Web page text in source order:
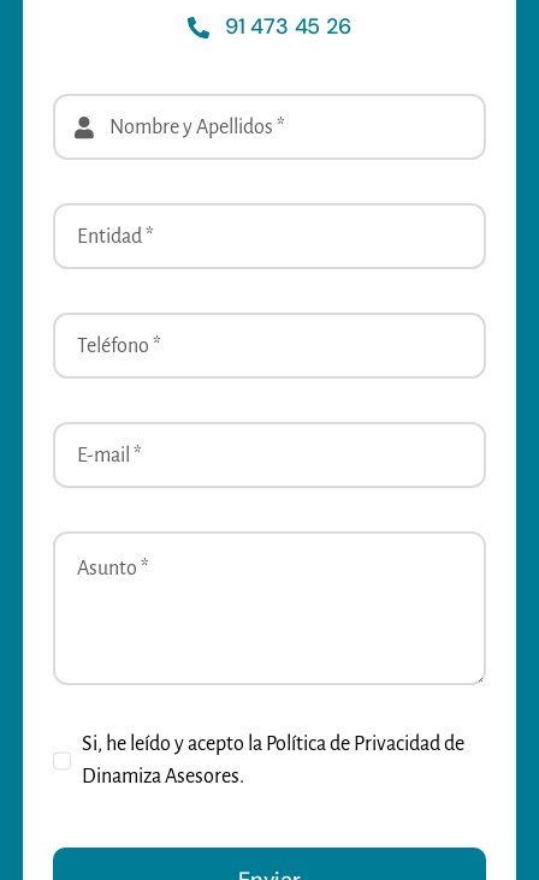
91 473 45 26
Si, he leído y acepto la Política de Privacidad de
Dinamiza Asesores.